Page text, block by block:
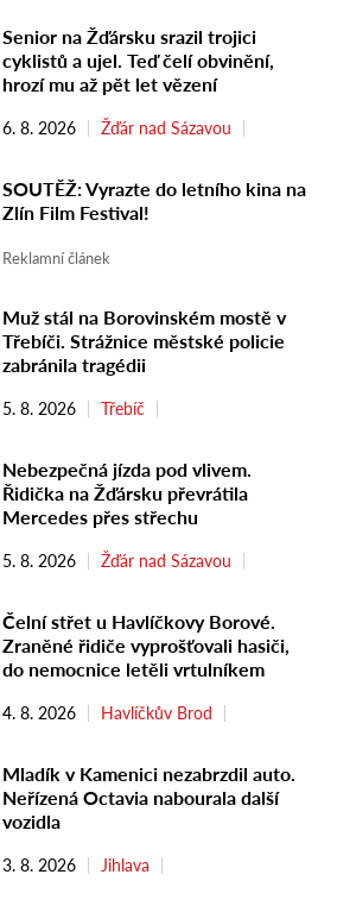
Senior na Žďársku srazil trojici
cyklistů a ujel. Teď čelí obvinění,
hrozí mu až pět let vězení
6. 8. 2026 Žďár nad Sázavou
SOUTĚŽ: Vyrazte do letního kina na
Zlín Film Festival!
Reklamní článek
Muž stál na Borovinském mostě v
Třebíči. Strážnice městské policie
zabránila tragédii
5. 8. 2026 Třebíč
Nebezpečná jízda pod vlivem.
Řidička na Žďársku převrátila
Mercedes přes střechu
5. 8. 2026 Žďár nad Sázavou
Čelní střet u Havlíčkovy Borové.
Zraněné řidiče vyprošťovali hasiči,
do nemocnice letěli vrtulníkem
4. 8. 2026 Havlíčkův Brod
Mladík v Kamenici nezabrzdil auto.
Neřízená Octavia nabourala další
vozidla
3. 8. 2026 Jihlava